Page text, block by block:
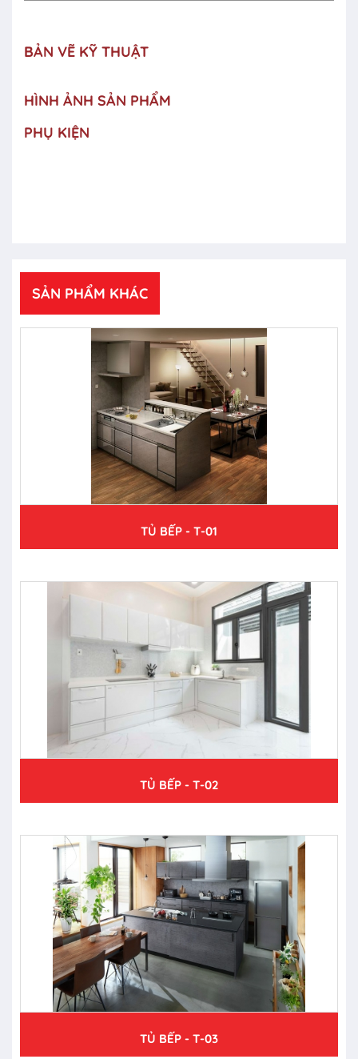
BẢN VẼ KỸ THUẬT
HÌNH ẢNH SẢN PHẨM
PHỤ KIỆN
SẢN PHẨM KHÁC
TỦ BẾP - T-01
TỦ BẾP - T-02
TỦ BẾP - T-03